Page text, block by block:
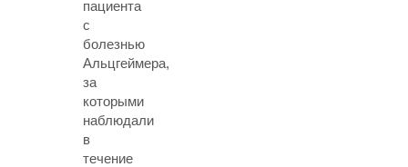
пациента
с
болезнью
Альцгеймера,
за
которыми
наблюдали
в
течение